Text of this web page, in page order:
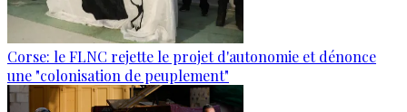
Corse: le FLNC rejette le projet d'autonomie et dénonce
une "colonisation de peuplement"